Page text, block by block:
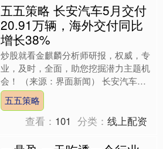
五五策略 长安汽车5月交付
20.91万辆，海外交付同比
增长38%
炒股就看金麒麟分析师研报，权威，专
业，及时，全面，助您挖掘潜力主题机
会！ （来源：界面新闻） 长安汽车5
月交付209100辆，海外5月交付70700
辆，同比增长....
五五策略
查看： 101 分类：线上配资